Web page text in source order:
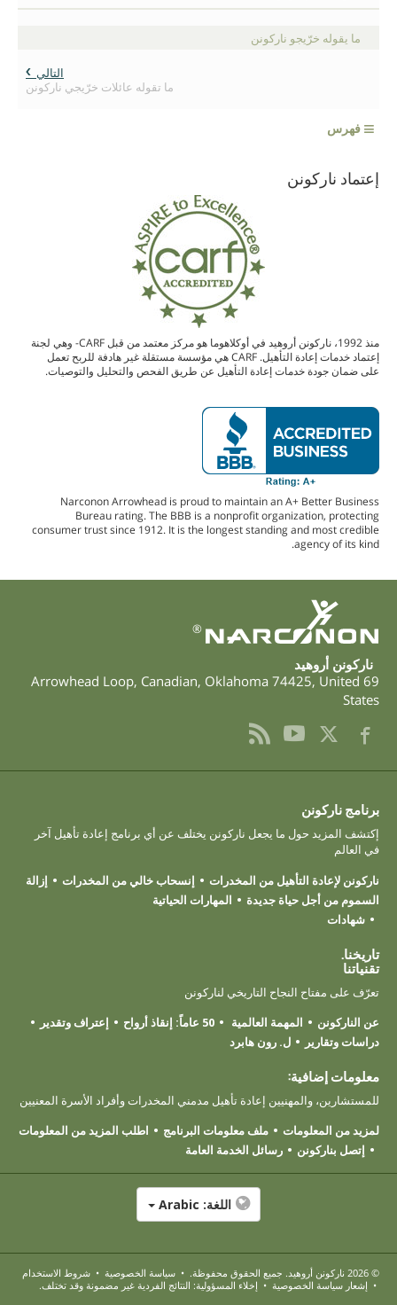
ما يقوله خرّيجو ناركونن
التالي
ما تقوله عائلات خرّيجي ناركونن
≡فهرس
إعتماد ناركونن
منذ 1992، ناركونن أروهيد في أوكلاهوما هو مركز معتمد من قبل CARF- وهي لجنة
إعتماد خدمات إعادة التأهيل. CARF هي مؤسسة مستقلة غير هادفة للربح تعمل
على ضمان جودة خدمات إعادة التأهيل عن طريق الفحص والتحليل والتوصيات.
Narconon Arrowhead is proud to maintain an A+ Better Business
Bureau rating. The BBB is a nonprofit organization, protecting
consumer trust since 1912. It is the longest standing and most credible
agency of its kind.
®
ناركونن أروهيد
69 Arrowhead Loop
, Canadian, Oklahoma 74425, United
States
برنامج ناركونن
إكتشف المزيد حول ما يجعل ناركونن يختلف عن أي برنامج إعادة تأهيل آخر
في العالم
ناركونن لإعادة التأهيل من المخدرات
إنسحاب خالي من المخدرات
إزالة
السموم من أجل حياة جديدة
المهارات الحياتية
شهادات
تاريخنا.
تقنياتنا
تعرّف على مفتاح النجاح التاريخي لناركونن
عن الناركونن
المهمة العالمية 50 عاماً: إنقاذ أرواح
إعتراف وتقدير
دراسات وتقارير
ل. رون هابرد
معلومات إضافية:
للمستشارين، والمهنيين إعادة تأهيل مدمني المخدرات وأفراد الأسرة المعنيين
لمزيد من المعلومات
ملف معلومات البرنامج
اطلب المزيد من المعلومات
إتصل بناركونن
رسائل الخدمة العامة
اللغة:
© 2026 ناركونن أروهيد. جميع الحقوق محفوظة. • سياسة الخصوصية • شروط الاستخدام
• إشعار سياسة الخصوصية • إخلاء المسؤولية: النتائج الفردية غير مضمونة وقد تختلف.